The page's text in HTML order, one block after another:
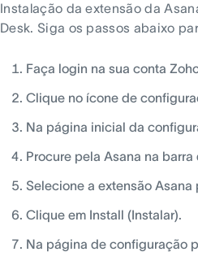
Instalação da extensão da
Desk. Siga os passos abaixo
Faça login na sua conta
Clique no ícone de
Na página inicial da
Procure pela Asana na
Selecione a extensão Asana
Clique em Install (Instalar).
Na página de configuração